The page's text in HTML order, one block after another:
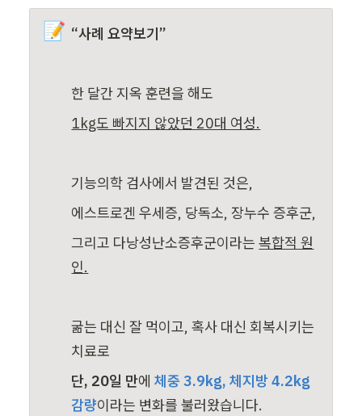
📝 “사례 요약보기”
한 달간 지옥 훈련을 해도
1kg도 빠지지 않았던 20대 여성.
기능의학 검사에서 발견된 것은,
에스트로겐 우세증, 당독소, 장누수 증후군,
그리고 다낭성난소증후군이라는 복합적 원
인.
굶는 대신 잘 먹이고, 혹사 대신 회복시키는
치료로
단, 20일 만에 체중 3.9kg, 체지방 4.2kg
감량이라는 변화를 불러왔습니다.